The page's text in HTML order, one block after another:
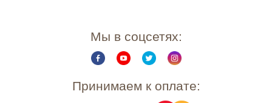
Мы в соцсетях:
Принимаем к оплате: